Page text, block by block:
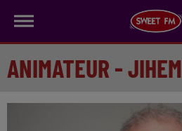
ANIMATEUR - JIHEM